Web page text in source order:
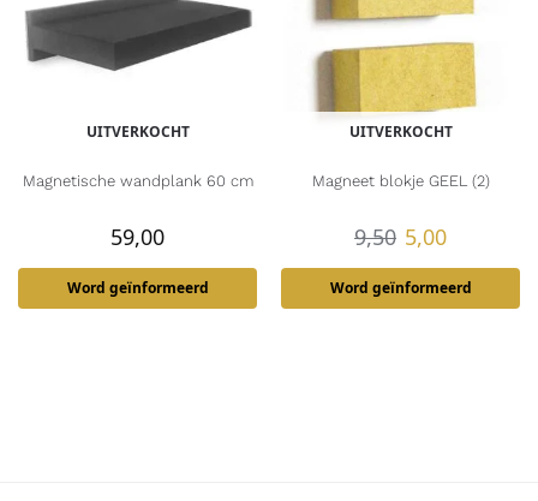
UITVERKOCHT
Magnetische wandplank 60 cm
59,00
Word geïnformeerd
UITVERKOCHT
Magneet blokje GEEL (2)
9,50 5,00
Word geïnformeerd